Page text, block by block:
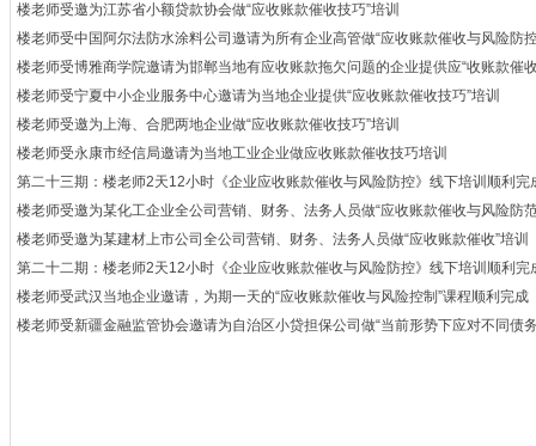
楼老师受邀为江苏省小额贷款协会做“应收账款催收技巧”培训
楼老师受中国阿尔法防水涂料公司邀请为所有企业高管做“应收账款催收与风险防
楼老师受博雅商学院邀请为邯郸当地有应收账款拖欠问题的企业提供应“收账款催
楼老师受宁夏中小企业服务中心邀请为当地企业提供“应收账款催收技巧”培训
楼老师受邀为上海、合肥两地企业做“应收账款催收技巧”培训
楼老师受永康市经信局邀请为当地工业企业做应收账款催收技巧培训
第二十三期：楼老师2天12小时《企业应收账款催收与风险防控》线下培训顺利完
楼老师受邀为某化工企业全公司营销、财务、法务人员做“应收账款催收与风险防
楼老师受邀为某建材上市公司全公司营销、财务、法务人员做“应收账款催收”培训
第二十二期：楼老师2天12小时《企业应收账款催收与风险防控》线下培训顺利完
楼老师受武汉当地企业邀请，为期一天的“应收账款催收与风险控制”课程顺利完成
楼老师受新疆金融监管协会邀请为自治区小贷担保公司做“当前形势下应对不同债